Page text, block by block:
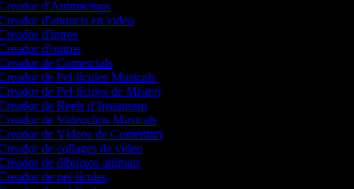
d'Animacions
d'anuncis en vídeo
d'intros
d'outros
de Comercials
de Pel·lícules Musicals
de Pel·lícules de Misteri
de Reels d’Instagram
de Videoclips Musicals
de Vídeos de Comentari
de collages de vídeo
de dibuixos animats
de pel·lícules